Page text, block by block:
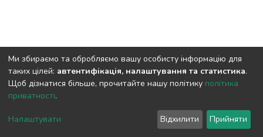
Cookie
End User
Agreement
Send
Feedback
Ми збираємо та обробляємо вашу особисту інформацію для
таких цілей: автентифікація, налаштування та статистика.
Щоб дізнатися більше, прочитайте нашу політику політика
приватності.
Налаштувати Відхилити Прийняти